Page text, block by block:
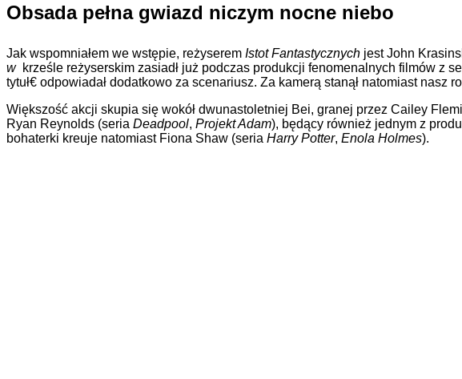
Obsada pełna gwiazd niczym nocne niebo
Jak wspomniałem we wstępie, reżyserem Istot Fantastycznych jest John
w krześle reżyserskim zasiadł już podczas produkcji fenomenalnych filmów z
tytuł€ odpowiadał dodatkowo za scenariusz. Za kamerą stanął natomiast nasz
Większość akcji skupia się wokół dwunastoletniej Bei, granej przez Cailey
Ryan Reynolds (seria Deadpool, Projekt Adam), będący również jednym z
bohaterki kreuje natomiast Fiona Shaw (seria Harry Potter, Enola Holmes).